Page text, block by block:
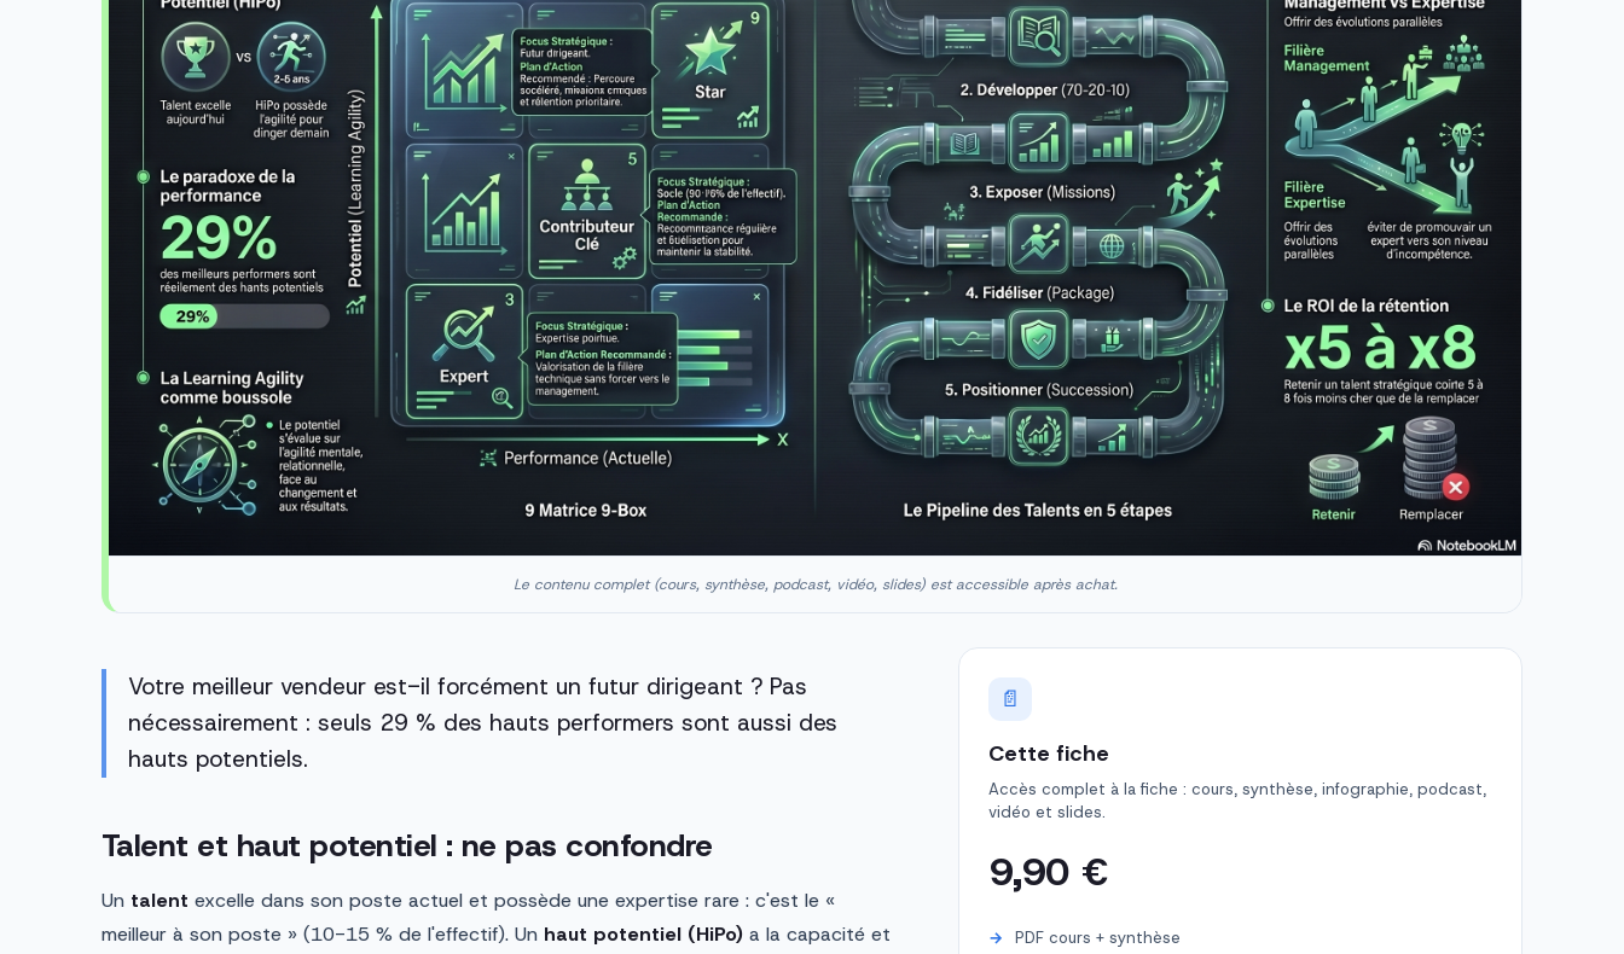
Le contenu complet (cours, synthèse, podcast, vidéo, slides) est accessible après achat.
Votre meilleur vendeur est-il forcément un futur dirigeant ? Pas
nécessairement : seuls 29 % des hauts performers sont aussi des
hauts potentiels.
Talent et haut potentiel : ne pas confondre
Un talent excelle dans son poste actuel et possède une expertise rare : c'est le «
meilleur à son poste » (10-15 % de l'effectif). Un haut potentiel (HiPo) a la capacité et
📄
Cette fiche
Accès complet à la fiche : cours, synthèse, infographie, podcast,
vidéo et slides.
9,90 €
PDF cours + synthèse